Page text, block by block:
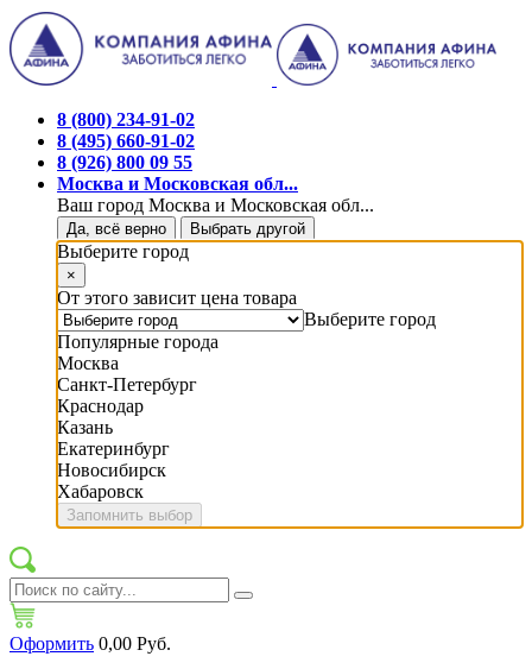
8 (800) 234-91-02
8 (495) 660-91-02
8 (926) 800 09 55
Москва и Московская обл...
Ваш город Москва и Московская обл...
Да, всё верно Выбрать другой
Выберите город
×
От этого зависит цена товара
Выберите город
Популярные города
Москва
Санкт-Петербург
Краснодар
Казань
Екатеринбург
Новосибирск
Хабаровск
Запомнить выбор
Оформить 0,00 Руб.